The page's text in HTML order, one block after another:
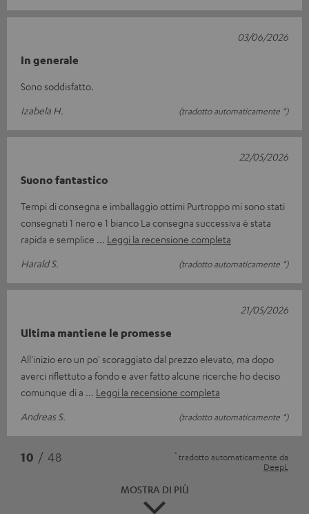
In generale
Sono soddisfatto.
Izabela H.
(tradotto automaticamente *)
03/06/2026
Suono fantastico
Tempi di consegna e imballaggio ottimi Purtroppo mi sono stati
consegnati 1 nero e 1 bianco La consegna successiva è stata
rapida e semplice
Leggi la recensione completa
Harald S.
(tradotto automaticamente *)
22/05/2026
Ultima mantiene le promesse
All'inizio ero un po' scoraggiato dal prezzo elevato, ma dopo
averci riflettuto a fondo e aver fatto alcune ricerche ho deciso
comunque di a
Leggi la recensione completa
Andreas S.
(tradotto automaticamente *)
21/05/2026
10 / 48 * tradotto automaticamente da
DeepL
MOSTRA DI PIÙ